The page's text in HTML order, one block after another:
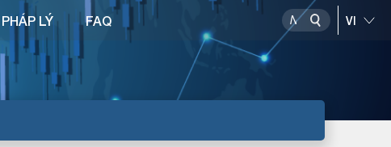
PHÁP LÝ FAQ